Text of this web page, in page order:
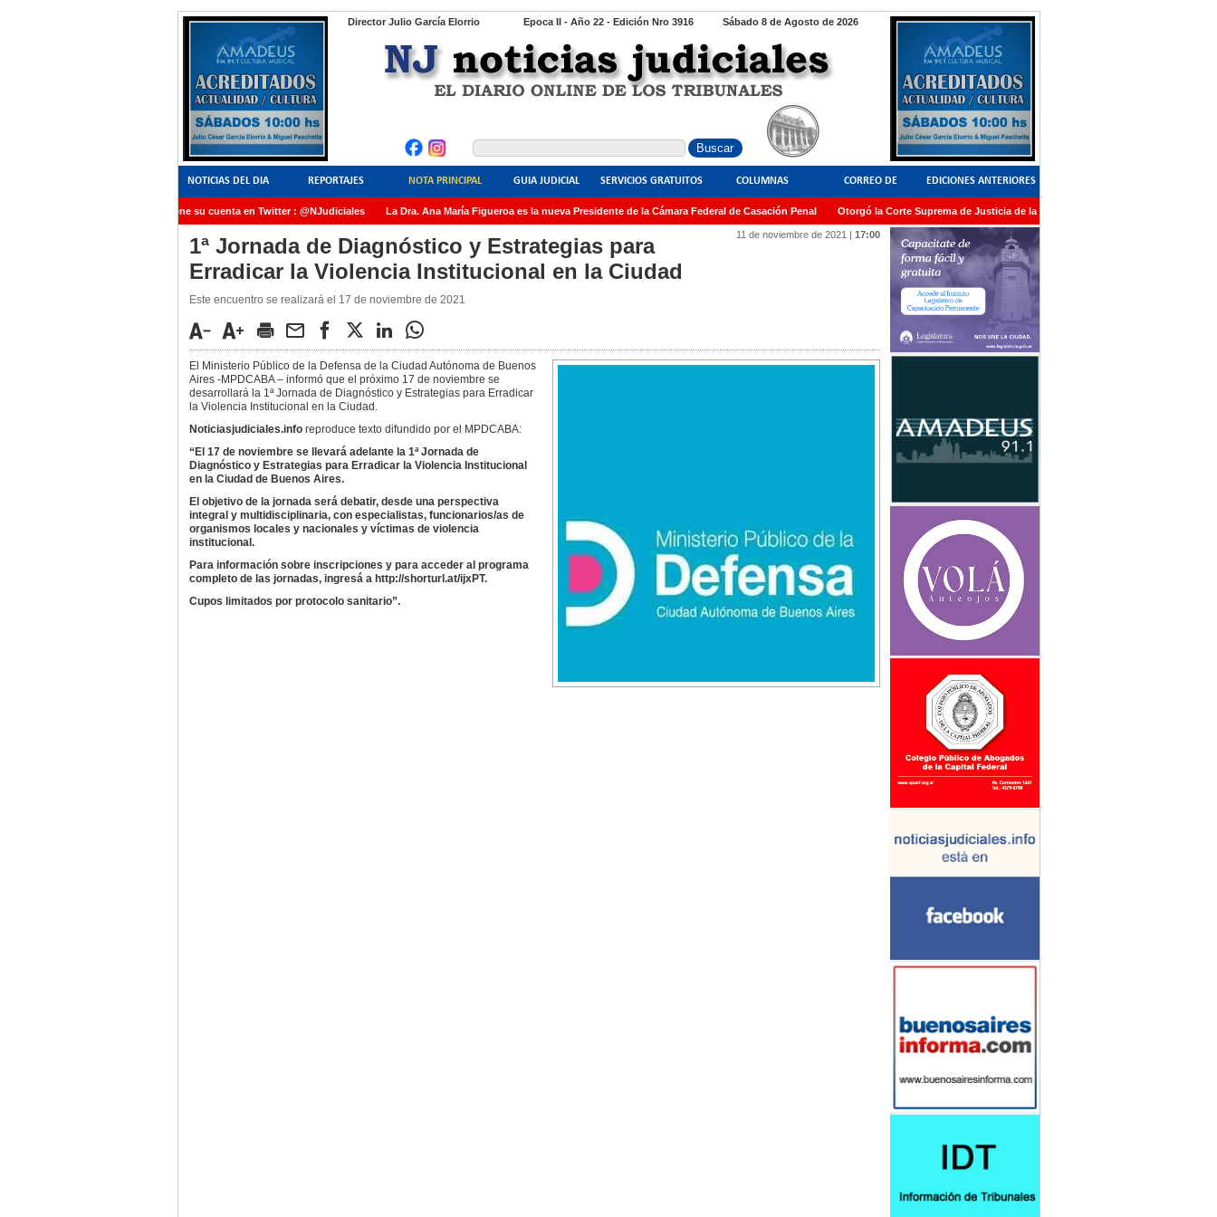
Director Julio García Elorrio Sábado 8 de Agosto de 2026
Epoca II - Año 22 - Edición Nro 3916
NOTICIAS DEL DIA REPORTAJES NOTA PRINCIPAL GUIA JUDICIAL SERVICIOS GRATUITOS COLUMNAS CORREO DE
LECTORES
EDICIONES ANTERIORES
NoticiasJudiciales.INFO tiene su cuenta en Twitter : @NJudiciales La Dra. Ana María Figueroa es la nueva Presidente de la Cámara Federal de Casación Penal Otorgó la Corte Suprema de Justicia de la Nación una medalla al Dr. Raul
AMIA quedó radicada ante el Juez Daniel Rafecas 11 de noviembre de 2021 | 17:00
1ª Jornada de Diagnóstico y Estrategias para
Erradicar la Violencia Institucional en la Ciudad
Este encuentro se realizará el 17 de noviembre de 2021
El Ministerio Público de la Defensa de la Ciudad Autónoma de Buenos
Aires -MPDCABA – informó que el próximo 17 de noviembre se
desarrollará la 1ª Jornada de Diagnóstico y Estrategias para Erradicar
la Violencia Institucional en la Ciudad.
Noticiasjudiciales.inforeproduce texto difundido por el MPDCABA:
“El 17 de noviembre se llevará adelante la 1ª Jornada de
Diagnóstico y Estrategias para Erradicar la Violencia Institucional
en la Ciudad de Buenos Aires.
El objetivo de la jornada será debatir, desde una perspectiva
integral y multidisciplinaria, con especialistas, funcionarios/as de
organismos locales y nacionales y víctimas de violencia
institucional.
Para información sobre inscripciones y para acceder al programa
completo de las jornadas, ingresá a http://shorturl.at/ijxPT.
Cupos limitados por protocolo sanitario”.